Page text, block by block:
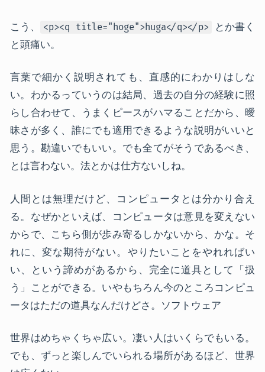
こう、 <p><q title="hoge">huga</q></p>
とか書く
と頭痛い。
言葉で細かく説明されても、直感的にわかりはしな
い。わかるっていうのは結局、過去の自分の経験に照
らし合わせて、うまくピースがハマることだから、曖
昧さが多く、誰にでも適用できるような説明がいいと
思う。勘違いでもいい。でも全てがそうであるべき、
とは言わない。法とかは仕方ないしね。
人間とは無理だけど、コンピュータとは分かり合え
る。なぜかといえば、コンピュータは意見を変えない
からで、こちら側が歩み寄るしかないから、かな。そ
れに、変な期待がない。やりたいことをやれればい
い、という諦めがあるから、完全に道具として「扱
う」ことができる。いやもちろん今のところコンピュ
ータはただの道具なんだけどさ。ソフトウェア
世界はめちゃくちゃ広い。凄い人はいくらでもいる。
でも、ずっと楽しんでいられる場所があるほど、世界